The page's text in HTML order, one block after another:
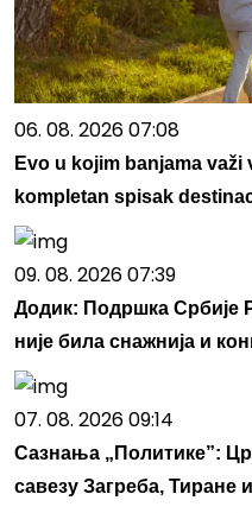
06. 08. 2026 07:08
Evo u kojim banjama važi
kompletan spisak
09. 08. 2026 07:39
Додик: Подршка Србије
није била снажнија и
07. 08. 2026 09:14
Сазнања „Политике”:
савезу Загреба, Тиране